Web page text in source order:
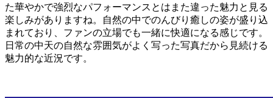
た華やかで強烈なパフォーマンスとはまた違った魅力と見る
楽しみがありますね。自然の中でのんびり癒しの姿が盛り込
まれており、ファンの立場でも一緒に快適になる感じです。
日常の中天の自然な雰囲気がよく写った写真だから見続ける
魅力的な近況です。